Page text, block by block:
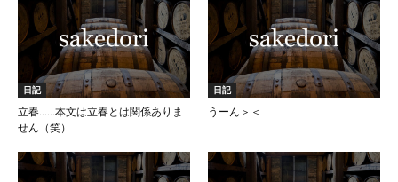
日記
立春……本文は立春とは関係ありま
せん（笑）
日記
うーん＞＜